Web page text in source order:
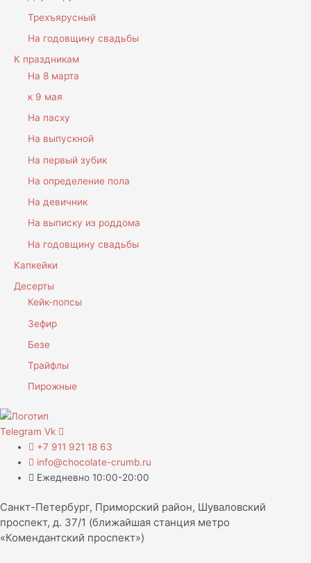
Трехъярусный
На годовщину свадьбы
К праздникам
На 8 марта
к 9 мая
На пасху
На выпускной
На первый зубик
На определение пола
На девичник
На выписку из роддома
На годовщину свадьбы
Капкейки
Десерты
Кейк-попсы
Зефир
Безе
Трайфлы
Пирожные
Telegram Vk
+7 911 921 18 63
info@chocolate-crumb.ru
Ежедневно 10:00-20:00
Санкт-Петербург, Приморский район, Шуваловский
проспект, д. 37/1 (ближайшая станция метро
«Комендантский проспект»)